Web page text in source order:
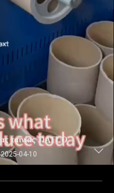
ταινίας JIATUO
2025-04-10